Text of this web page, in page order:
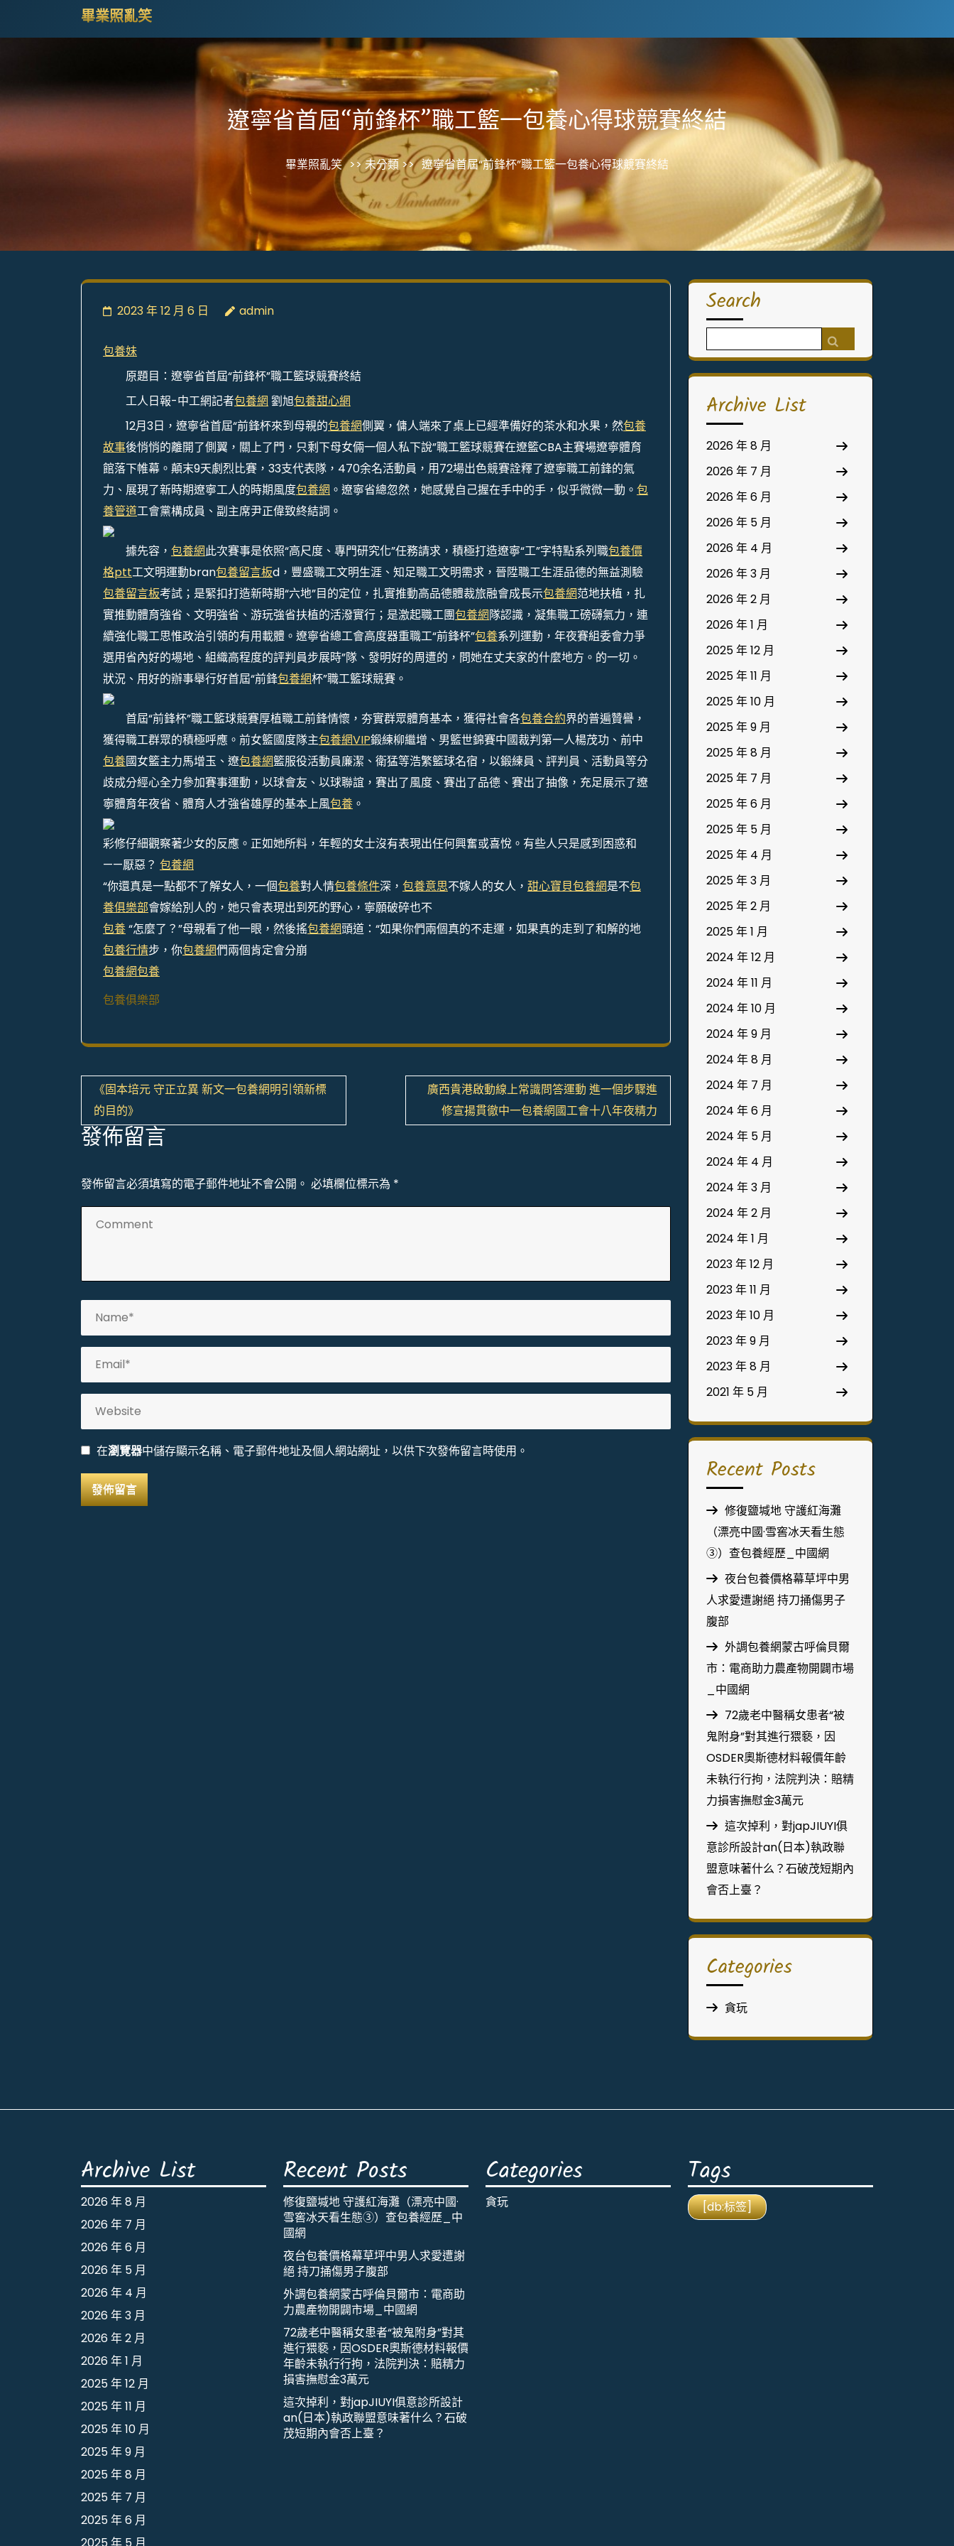
Enter)
畢業照亂笑
遼寧省首屆“前鋒杯”職工籃一包養心得球競賽終結
畢業照亂笑 >> 未分類 >> 遼寧省首屆“前鋒杯”職工籃一包養心得球競賽終結
2023 年 12 月 6 日 admin
包養妹
原題目：遼寧省首屆“前鋒杯”職工籃球競賽終結
工人日報-中工網記者包養網 劉旭包養甜心網
12月3日，遼寧省首屆“前鋒杯來到母親的包養網側翼，傭人端來了桌上已經準備好的茶水和水果，然包養
故事後悄悄的離開了側翼，關上了門，只剩下母女倆一個人私下說”職工籃球競賽在遼籃CBA主賽場遼寧體育
館落下帷幕。顛末9天劇烈比賽，33支代表隊，470余名活動員，用72場出色競賽詮釋了遼寧職工前鋒的氣
力、展現了新時期遼寧工人的時期風度包養網 。遼寧省總忽然，她感覺自己握在手中的手，似乎微微一動。 包
養管道工會黨構成員、副主席尹正偉致終結詞。
據先容， 包養網此次賽事是依照“高尺度、專門研究化”任務請求，積極打造遼寧“工”字特點系列職包養價
格ptt工文明運動bran包養留言板d，豐盛職工文明生涯、知足職工文明需求，晉陞職工生涯品德的無益測驗
包養留言板考試；是緊扣打造新時期“六地”目的定位，扎實推動高品德體裁旅融會成長示包養網范地扶植，扎
實推動體育強省、文明強省、游玩強省扶植的活潑實行；是激起職工團包養網隊認識，凝集職工磅礴氣力，連
續強化職工思惟政治引領的有用載體。遼寧省總工會高度器重職工“前鋒杯”包養系列運動，年夜賽組委會力爭
選用省內好的場地、組織高程度的評判員步展時”隊、發明好的周遭的，問她在丈夫家的什麼地方。的一切。
狀況、用好的辦事舉行好首屆“前鋒包養網杯”職工籃球競賽。
首屆“前鋒杯”職工籃球競賽厚植職工前鋒情懷，夯實群眾體育基本，獲得社會各包養合約界的普遍贊譽，
獲得職工群眾的積極呼應。前女籃國度隊主包養網VIP鍛練柳繼增、男籃世錦賽中國裁判第一人楊茂功、前中
包養國女籃主力馬增玉、遼包養網籃服役活動員廉潔、衛猛等浩繁籃球名宿，以鍛練員、評判員、活動員等分
歧成分經心全力參加賽事運動，以球會友、以球聯誼，賽出了風度、賽出了品德、賽出了抽像，充足展示了遼
寧體育年夜省、體育人才強省雄厚的基本上風包養 。
彩修仔細觀察著少女的反應。正如她所料，年輕的女士沒有表現出任何興奮或喜悅。有些人只是感到困惑和
——厭惡？ 包養網
“你還真是一點都不了解女人，一個包養對人情包養條件深， 包養意思不嫁人的女人， 甜心寶貝包養網是不包
養俱樂部會嫁給別人的，她只會表現出到死的野心，寧願破碎也不
包養“怎麼了？”母親看了他一眼，然後搖包養網頭道：“如果你們兩個真的不走運，如果真的走到了和解的地
包養行情步，你包養網們兩個肯定會分崩
包養網包養
包養俱樂部
文
章
導
覽
《固本培元 守正立異 新文一包養網明引領新標
的目的》
廣西貴港啟動線上常識問答運動 進一個步驟進
修宣揚貫徹中一包養網國工會十八年夜精力
發佈留言
發佈留言必須填寫的電子郵件地址不會公開。 必填欄位標示為 *
在瀏覽器中儲存顯示名稱、電子郵件地址及個人網站網址，以供下次發佈留言時使用。
Search
for:
Archive List
2026 年 8 月
2026 年 7 月
2026 年 6 月
2026 年 5 月
2026 年 4 月
2026 年 3 月
2026 年 2 月
2026 年 1 月
2025 年 12 月
2025 年 11 月
2025 年 10 月
2025 年 9 月
2025 年 8 月
2025 年 7 月
2025 年 6 月
2025 年 5 月
2025 年 4 月
2025 年 3 月
2025 年 2 月
2025 年 1 月
2024 年 12 月
2024 年 11 月
2024 年 10 月
2024 年 9 月
2024 年 8 月
2024 年 7 月
2024 年 6 月
2024 年 5 月
2024 年 4 月
2024 年 3 月
2024 年 2 月
2024 年 1 月
2023 年 12 月
2023 年 11 月
2023 年 10 月
2023 年 9 月
2023 年 8 月
2021 年 5 月
Recent Posts
修復鹽堿地 守護紅海灘
（漂亮中國·雪窖冰天看生態
③）查包養經歷_中國網
夜台包養價格幕草坪中男
人求愛遭謝絕 持刀捅傷男子
腹部
外調包養網蒙古呼倫貝爾
市：電商助力農產物開闢市場
_中國網
72歲老中醫稱女患者“被
鬼附身”對其進行猥褻，因
OSDER奧斯德材料報價年齡
未執行行拘，法院判決：賠精
力損害撫慰金3萬元
這次掉利，對japJIUYI俱
意診所設計an(日本)執政聯
盟意味著什么？石破茂短期內
會否上臺？
Categories
貪玩
Archive List
2026 年 8 月
2026 年 7 月
2026 年 6 月
2026 年 5 月
2026 年 4 月
2026 年 3 月
2026 年 2 月
2026 年 1 月
2025 年 12 月
2025 年 11 月
2025 年 10 月
2025 年 9 月
2025 年 8 月
2025 年 7 月
2025 年 6 月
Recent Posts
修復鹽堿地 守護紅海灘（漂亮中國·
雪窖冰天看生態③）查包養經歷_中
國網
夜台包養價格幕草坪中男人求愛遭謝
絕 持刀捅傷男子腹部
外調包養網蒙古呼倫貝爾市：電商助
力農產物開闢市場_中國網
72歲老中醫稱女患者“被鬼附身”對其
進行猥褻，因OSDER奧斯德材料報價
年齡未執行行拘，法院判決：賠精力
損害撫慰金3萬元
這次掉利，對japJIUYI俱意診所設計
an(日本)執政聯盟意味著什么？石破
茂短期內會否上臺？
Categories
貪玩
Tags
[db:标签]